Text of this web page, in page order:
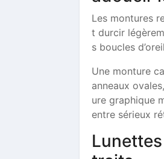
Les montures
t durcir
s boucles
Une monture
anneaux
ure graphique
entre sérieux